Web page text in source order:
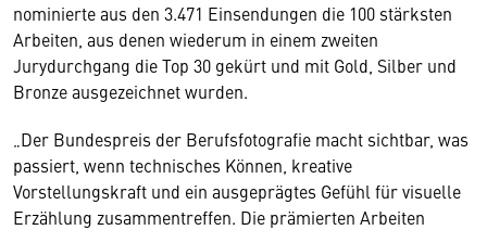
nominierte aus den 3.471 Einsendungen die 100 stärksten
Arbeiten, aus denen wiederum in einem zweiten
Jurydurchgang die Top 30 gekürt und mit Gold, Silber und
Bronze ausgezeichnet wurden.
„Der Bundespreis der Berufsfotografie macht sichtbar, was
passiert, wenn technisches Können, kreative
Vorstellungskraft und ein ausgeprägtes Gefühl für visuelle
Erzählung zusammentreffen. Die prämierten Arbeiten